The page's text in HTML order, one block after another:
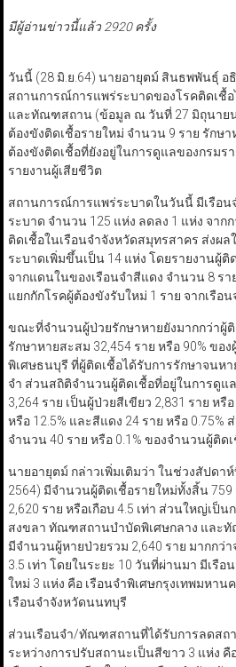
มีผู้อ่านข่าวนี้แล้ว 2920 ครั้ง
วันนี้ (28 มิ.ย.64) นายอายุตม์ สินธพพันธุ์
สถานการณ์การแพร่ระบาดของโรคติดเชื้อ
และทัณฑสถาน (ข้อมูล ณ วันที่ 27 มิถุนายน
ต้องขังติดเชื้อรายใหม่ จำนวน 9 ราย รักษ
ต้องขังติดเชื้อที่ยังอยู่ในการดูแลของกรมร
รายงานผู้เสียชีวิต
สถานการณ์การแพร่ระบาดในวันนี้ มีเรือน
ระบาด จำนวน 125 แห่ง ลดลง 1 แห่ง จา
ติดเชื้อในเรือนจำจังหวัดสมุทรสาคร ส่งผ
ระบาดเพิ่มขึ้นเป็น 14 แห่ง โดยรายงานผู้
จากแดนในของเรือนจำสีแดง จำนวน 8 ร
แยกกักโรคผู้ต้องขังรับใหม่ 1 ราย จากเรือ
ขณะที่จำนวนผู้ป่วยรักษาหายยังมากกว่าผู้ติ
รักษาหายสะสม 32,454 ราย หรือ 90% ขอ
พิเศษธนบุรี ที่ผู้ติดเชื้อได้รับการรักษาจนห
จำ ส่วนสถิติจำนวนผู้ติดเชื้อที่อยู่ในการดู
3,264 ราย เป็นผู้ป่วยสีเขียว 2,831 ราย หรื
หรือ 12.5% และสีแดง 24 ราย หรือ
จำนวน 40 ราย หรือ 0.1% ของจำนวนผู้ติด
นายอายุตม์ กล่าวเพิ่มเติมว่า ในช่วงสัปดา
2564) มีจำนวนผู้ติดเชื้อรายใหม่ทั้งสิ้น
2,620 ราย หรือเกือบ 4.5 เท่า ส่วนใหญ่เป็น
สงขลา ทัณฑสถานบำบัดพิเศษกลาง แล
มีจำนวนผู้หายป่วยรวม 2,640 ราย มากกว่
3.5 เท่า โดยในระยะ 10 วันที่ผ่านมา มีเรื
ใหม่ 3 แห่ง คือ เรือนจำพิเศษกรุงเทพมหาน
เรือนจำจังหวัดนนทบุรี
ส่วนเรือนจำ/ทัณฑสถานที่ได้รับการลดสถ
ระหว่างการปรับสถานะเป็นสีขาว 3 แห่ง